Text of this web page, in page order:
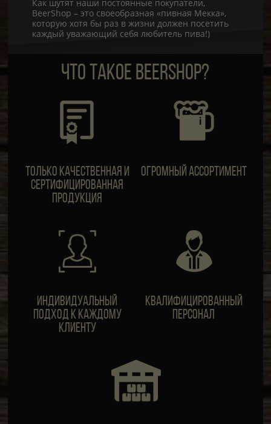
Как шутят наши постоянные покупатели,
BeerShop – это своеобразная «пивная Мекка»,
которую хотя бы раз в жизни должен посетить
каждый уважающий себя любитель пива!)
ЧТО ТАКОЕ BEERSHOP?
Только качественная и
сертифицированная
продукция
Огромный ассортимент
ИндивидуальныЙ
подход к каждому
клиенту
Квалифицированный
персонал